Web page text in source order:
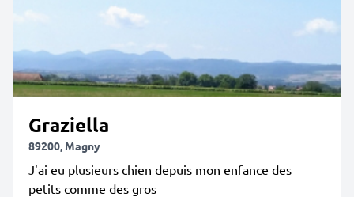
Graziella
89200, Magny
J'ai eu plusieurs chien depuis mon enfance des
petits comme des gros